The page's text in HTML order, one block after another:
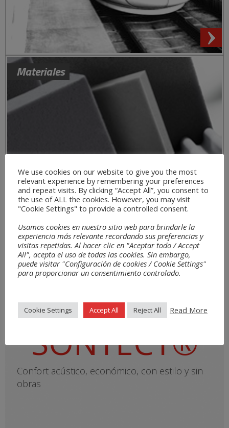
Materiales
SONTECT®
Confort acústico, económico, con estilo y sin
obras
We use cookies on our website to give you the most
relevant experience by remembering your preferences
and repeat visits. By clicking “Accept All”, you consent to
the use of ALL the cookies. However, you may visit
"Cookie Settings" to provide a controlled consent.
Usamos cookies en nuestro sitio web para brindarle la
experiencia más relevante recordando sus preferencias y
visitas repetidas. Al hacer clic en "Aceptar todo / Accept
All", acepta el uso de todas las cookies. Sin embargo,
puede visitar "Configuración de cookies / Cookie Settings"
para proporcionar un consentimiento controlado.
Cookie Settings Accept All Reject All Read More